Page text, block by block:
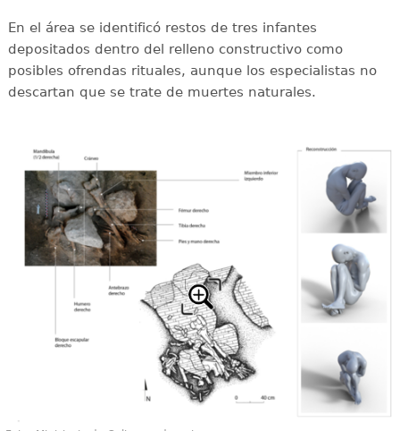
En el área se identificó restos de tres infantes
depositados dentro del relleno constructivo como
posibles ofrendas rituales, aunque los especialistas no
descartan que se trate de muertes naturales.